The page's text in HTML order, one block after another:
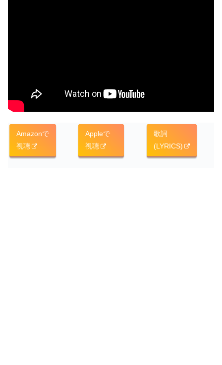
Amazonで
視聴
Appleで
視聴
歌詞
(LYRICS)